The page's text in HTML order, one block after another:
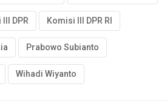
DPR Komisi III DPR RI
Prabowo Subianto
Wihadi Wiyanto